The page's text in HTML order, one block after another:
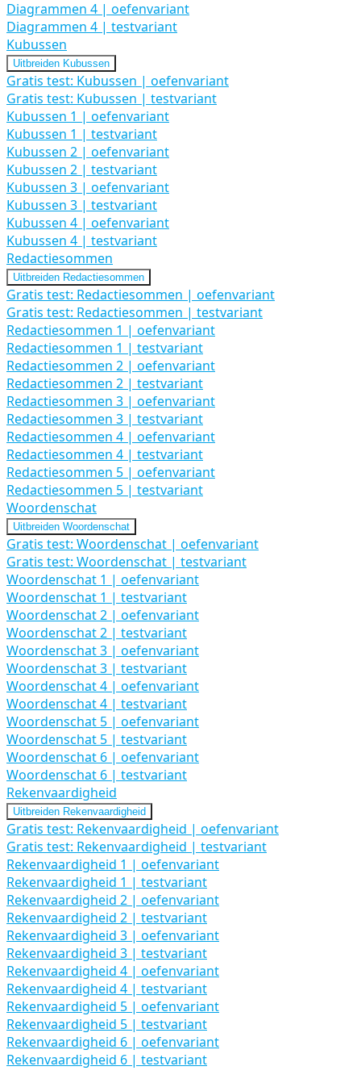
Diagrammen 4 | oefenvariant
Diagrammen 4 | testvariant
Kubussen
Uitbreiden Kubussen
Gratis test: Kubussen | oefenvariant
Gratis test: Kubussen | testvariant
Kubussen 1 | oefenvariant
Kubussen 1 | testvariant
Kubussen 2 | oefenvariant
Kubussen 2 | testvariant
Kubussen 3 | oefenvariant
Kubussen 3 | testvariant
Kubussen 4 | oefenvariant
Kubussen 4 | testvariant
Redactiesommen
Uitbreiden Redactiesommen
Gratis test: Redactiesommen | oefenvariant
Gratis test: Redactiesommen | testvariant
Redactiesommen 1 | oefenvariant
Redactiesommen 1 | testvariant
Redactiesommen 2 | oefenvariant
Redactiesommen 2 | testvariant
Redactiesommen 3 | oefenvariant
Redactiesommen 3 | testvariant
Redactiesommen 4 | oefenvariant
Redactiesommen 4 | testvariant
Redactiesommen 5 | oefenvariant
Redactiesommen 5 | testvariant
Woordenschat
Uitbreiden Woordenschat
Gratis test: Woordenschat | oefenvariant
Gratis test: Woordenschat | testvariant
Woordenschat 1 | oefenvariant
Woordenschat 1 | testvariant
Woordenschat 2 | oefenvariant
Woordenschat 2 | testvariant
Woordenschat 3 | oefenvariant
Woordenschat 3 | testvariant
Woordenschat 4 | oefenvariant
Woordenschat 4 | testvariant
Woordenschat 5 | oefenvariant
Woordenschat 5 | testvariant
Woordenschat 6 | oefenvariant
Woordenschat 6 | testvariant
Rekenvaardigheid
Uitbreiden Rekenvaardigheid
Gratis test: Rekenvaardigheid | oefenvariant
Gratis test: Rekenvaardigheid | testvariant
Rekenvaardigheid 1 | oefenvariant
Rekenvaardigheid 1 | testvariant
Rekenvaardigheid 2 | oefenvariant
Rekenvaardigheid 2 | testvariant
Rekenvaardigheid 3 | oefenvariant
Rekenvaardigheid 3 | testvariant
Rekenvaardigheid 4 | oefenvariant
Rekenvaardigheid 4 | testvariant
Rekenvaardigheid 5 | oefenvariant
Rekenvaardigheid 5 | testvariant
Rekenvaardigheid 6 | oefenvariant
Rekenvaardigheid 6 | testvariant